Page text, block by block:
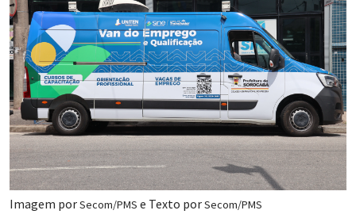
Imagem porSecom/PMS e Texto porSecom/PMS